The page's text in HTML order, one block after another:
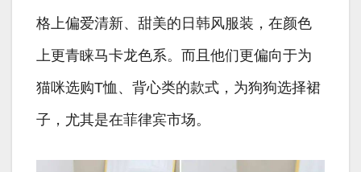
格上偏爱清新、甜美的日韩风服装，在颜色
上更青睐马卡龙色系。而且他们更偏向于为
猫咪选购T恤、背心类的款式，为狗狗选择裙
子，尤其是在菲律宾市场。